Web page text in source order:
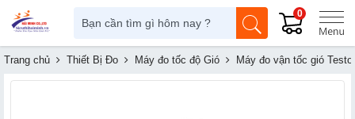
0
Trang chủ Thiết Bị Đo Máy đo tốc độ Gió Máy đo vận tốc gió Testo